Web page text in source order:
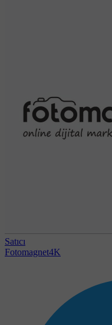
Satıcı
Fotomagnet4K